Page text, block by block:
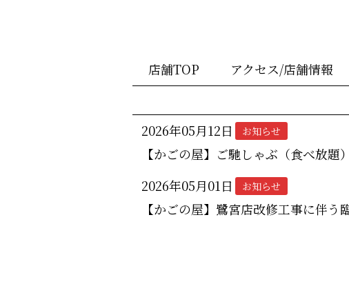
店舗TOP アクセス/店舗情報
2026年05月12日 お知らせ
【かごの屋】ご馳しゃぶ（食べ放
2026年05月01日
お知らせ
【かごの屋】鷺宮店改修工事に伴う